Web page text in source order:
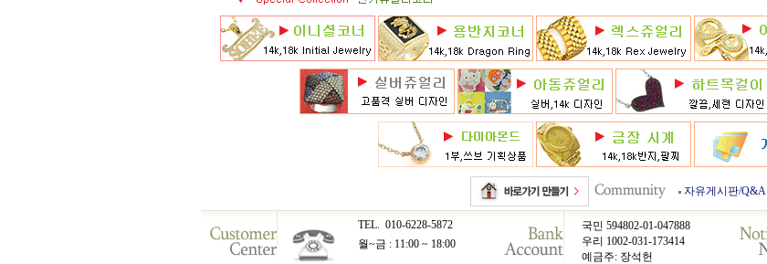
자유게시판/Q&A
TEL. 010-6228-5872
월~금 : 11:00 ~ 18:00
국민 594802-01-047888
우리 1002-031-173414
예금주: 장석헌